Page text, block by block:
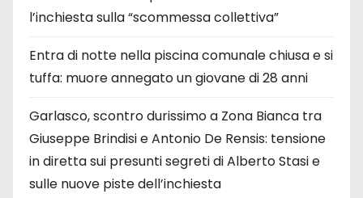
l’inchiesta sulla “scommessa collettiva”
Entra di notte nella piscina comunale chiusa e si
tuffa: muore annegato un giovane di 28 anni
Garlasco, scontro durissimo a Zona Bianca tra
Giuseppe Brindisi e Antonio De Rensis: tensione
in diretta sui presunti segreti di Alberto Stasi e
sulle nuove piste dell’inchiesta